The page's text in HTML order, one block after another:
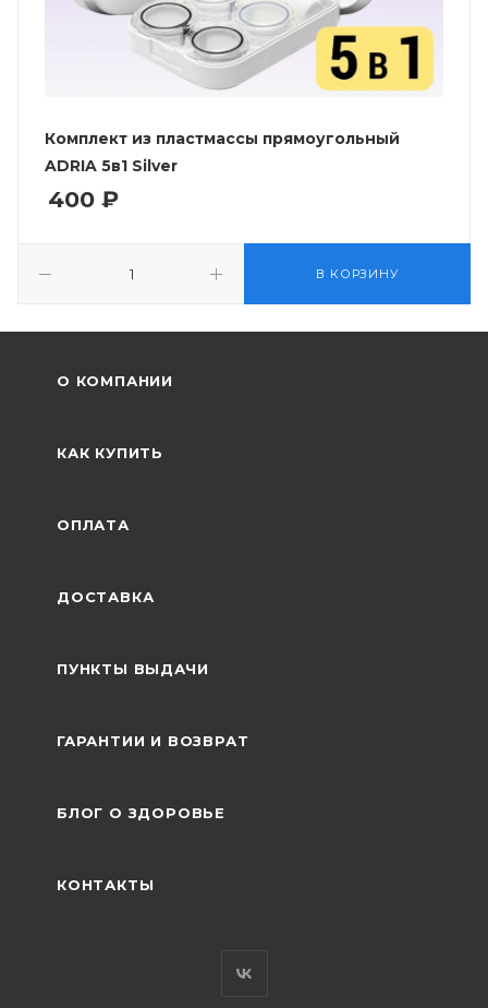
Комплект из пластмассы прямоугольный
ADRIA 5в1 Silver
400 ₽
В КОРЗИНУ
О КОМПАНИИ
КАК КУПИТЬ
ОПЛАТА
ДОСТАВКА
ПУНКТЫ ВЫДАЧИ
ГАРАНТИИ И ВОЗВРАТ
БЛОГ О ЗДОРОВЬЕ
КОНТАКТЫ